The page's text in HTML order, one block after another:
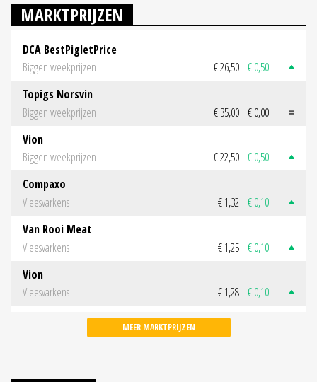
MARKTPRIJZEN
DCA BestPigletPrice
Biggen weekprijzen
€ 26,50 € 0,50
Topigs Norsvin
Biggen weekprijzen
€ 35,00 € 0,00
Vion
Biggen weekprijzen
€ 22,50 € 0,50
Compaxo
Vleesvarkens
€ 1,32 € 0,10
Van Rooi Meat
Vleesvarkens
€ 1,25 € 0,10
Vion
Vleesvarkens
€ 1,28 € 0,10
MEER MARKTPRIJZEN